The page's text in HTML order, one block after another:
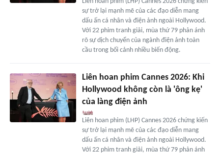
sự trở lại mạnh mẽ của các đạo diễn mang
dấu ấn cá nhân và điện ảnh ngoài Hollywood.
Với 22 phim tranh giải, mùa thứ 79 phản ánh
rõ sự dịch chuyển của ngành điện ảnh toàn
cầu trong bối cảnh nhiều biến động.
Liên hoan phim Cannes 2026: Khi
Hollywood không còn là 'ông kẹ'
của làng điện ảnh
Liên hoan phim (LHP) Cannes 2026 chứng kiến
sự trở lại mạnh mẽ của các đạo diễn mang
dấu ấn cá nhân và điện ảnh ngoài Hollywood.
Với 22 phim tranh giải, mùa thứ 79 phản ánh